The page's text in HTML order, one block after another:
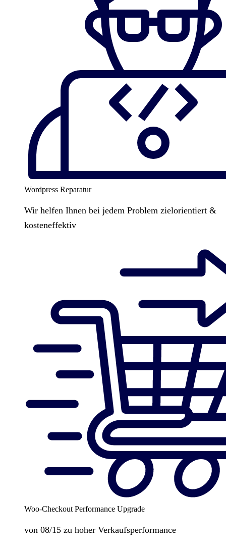
Wordpress Reparatur
Wir helfen Ihnen bei jedem Problem zielorientiert &
kosteneffektiv
Woo-Checkout Performance Upgrade
von 08/15 zu hoher Verkaufsperformance